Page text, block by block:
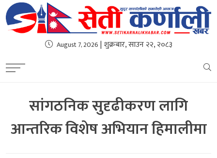
August 7, 2026 | शुक्रबार, साउन २२, २०८३
सांगठनिक सुदृढीकरण लागि
आन्तरिक विशेष अभियान हिमालीमा